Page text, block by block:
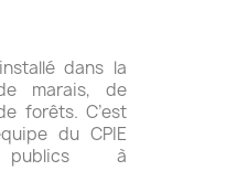
dans la
marais, de
forêts. C’est
du CPIE
publics à